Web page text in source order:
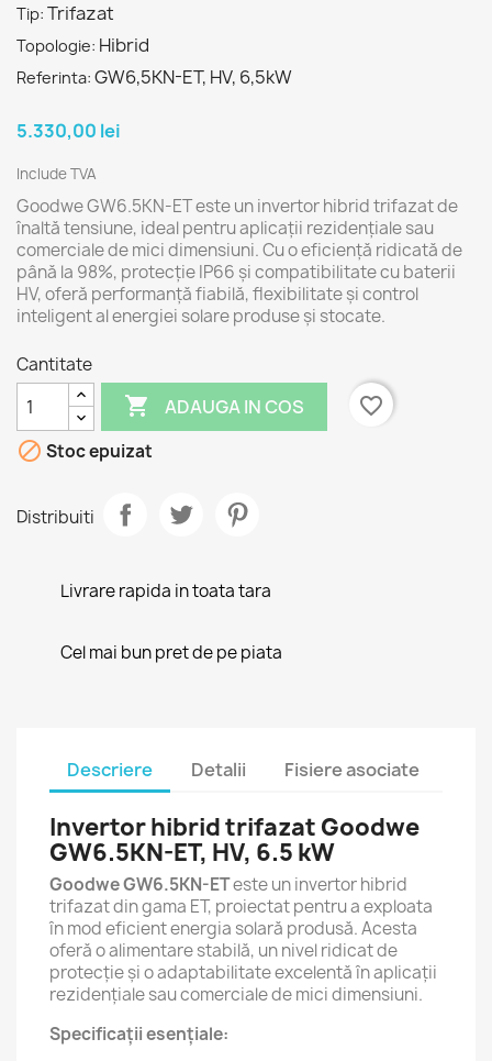
Tip: Trifazat
Topologie: Hibrid
Referinta: GW6,5KN-ET, HV, 6,5kW
5.330,00 lei
Include TVA
Goodwe GW6.5KN-ET este un invertor hibrid trifazat de
înaltă tensiune, ideal pentru aplicații rezidențiale sau
comerciale de mici dimensiuni. Cu o eficiență ridicată de
până la 98%, protecție IP66 și compatibilitate cu baterii
HV, oferă performanță fiabilă, flexibilitate și control
inteligent al energiei solare produse și stocate.
Cantitate
 ADAUGA IN COS
favorite_border
 Stoc epuizat
Distribuiti
Livrare rapida in toata tara
Cel mai bun pret de pe piata
Descriere Detalii Fisiere asociate
Invertor hibrid trifazat Goodwe
GW6.5KN-ET, HV, 6.5 kW
Goodwe GW6.5KN-ETeste un invertor hibrid
trifazat din gama ET, proiectat pentru a exploata
în mod eficient energia solară produsă. Acesta
oferă o alimentare stabilă, un nivel ridicat de
protecție și o adaptabilitate excelentă în aplicații
rezidențiale sau comerciale de mici dimensiuni.
Specificații esențiale: